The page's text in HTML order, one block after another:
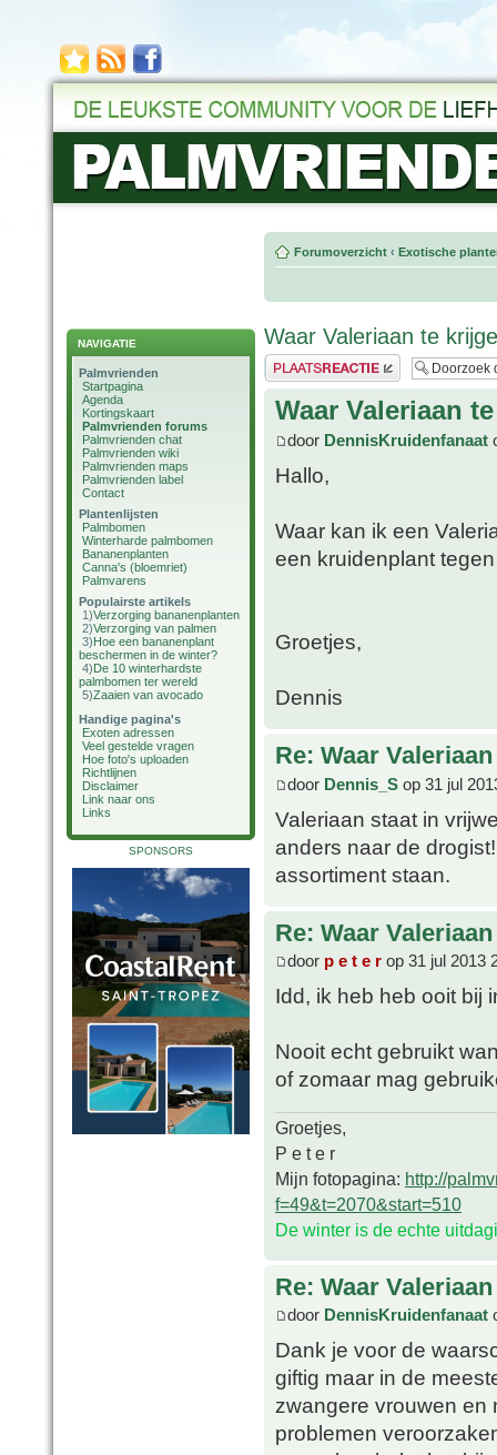
NAVIGATIE
Palmvrienden
Startpagina
Agenda
Kortingskaart
Palmvrienden forums
Palmvrienden chat
Palmvrienden wiki
Palmvrienden maps
Palmvrienden label
Contact
Plantenlijsten
Palmbomen
Winterharde palmbomen
Bananenplanten
Canna's (bloemriet)
Palmvarens
Populairste artikels
1)Verzorging bananenplanten
2)Verzorging van palmen
3)Hoe een bananenplant
beschermen in de winter?
4)De 10 winterhardste
palmbomen ter wereld
5)Zaaien van avocado
Handige pagina's
Exoten adressen
Veel gestelde vragen
Hoe foto's uploaden
Richtlijnen
Disclaimer
Link naar ons
Links
SPONSORS
Forumoverzicht ‹ Exotische
Waar Valeriaan te
Plaats een reactie
Waar Valeriaan
door DennisKruidenfanaat
Hallo,
Waar kan ik een
een kruidenplant
Groetjes,
Dennis
Re: Waar
door Dennis_S op 31 jul
Valeriaan staat in
anders naar de
assortiment staan.
Re: Waar
door p e t e r op 31 jul 2013
Idd, ik heb heb ooit bij
Nooit echt gebruikt
of zomaar mag
Groetjes,
P e t e r
Mijn fotopagina: http://
f=49&t=2070&start=510
De winter is de echte
Re: Waar
door DennisKruidenfanaat
Dank je voor de
giftig maar in de
zwangere vrouwen en
problemen